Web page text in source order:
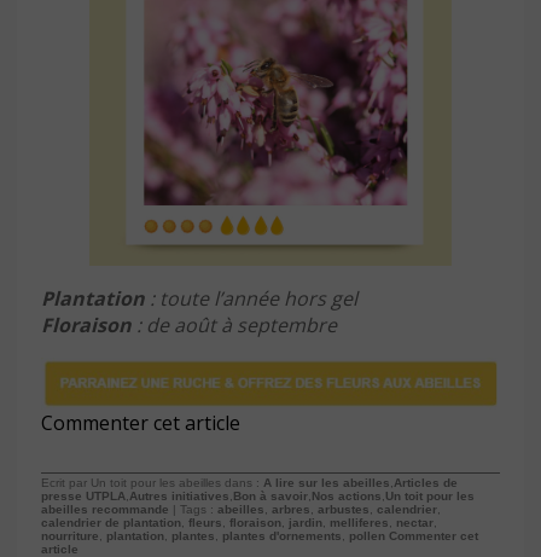
Plantation : toute l’année hors gel
Floraison : de août à septembre
Commenter cet article
Ecrit par Un toit pour les abeilles dans : A lire sur les abeilles Articles de
presse UTPLA Autres initiatives Bon à savoir Nos actions Un toit pour les
abeilles recommande | Tags : abeilles arbres arbustes calendrier
calendrier de plantation
fleurs floraison jardin melliferes nectar
nourriture
plantation plantes plantes d'ornements pollen Commenter cet
article